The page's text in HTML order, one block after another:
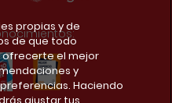
propias y de
de que todo
el mejor
y
Haciendo
ajustar tus